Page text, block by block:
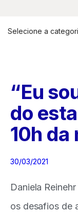
Selecione a
“Eu
do
10h da
30/03/2021
Daniela
os desafios de